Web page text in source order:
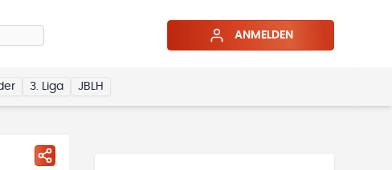
ANMELDEN
3. Liga JBLH